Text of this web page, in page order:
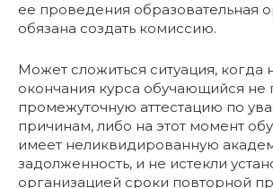
ее проведения образовательная
обязана создать комиссию.
Может сложиться ситуация, когда
окончания курса обучающийся не
промежуточную аттестацию по
причинам, либо на этот момент
имеет неликвидированную
задолженность, и не истекли
организацией сроки повторной